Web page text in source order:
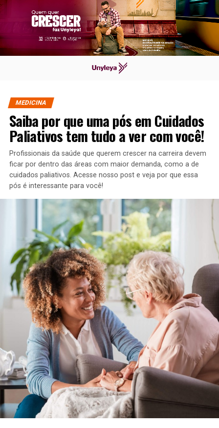
MEDICINA
Saiba por que uma pós em Cuidados
Paliativos tem tudo a ver com você!
Profissionais da saúde que querem crescer na carreira devem
ficar por dentro das áreas com maior demanda, como a de
cuidados paliativos. Acesse nosso post e veja por que essa
pós é interessante para você!